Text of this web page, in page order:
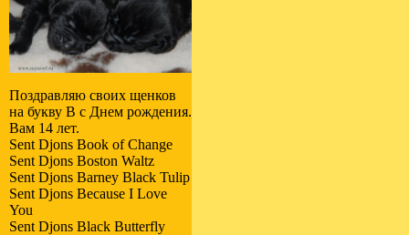
Поздравляю своих щенков
на букву B с Днем рождения.
Вам 14 лет.
Sent Djons Book of Change
Sent Djons Boston Waltz
Sent Djons Barney Black Tulip
Sent Djons Because I Love
You
Sent Djons Black Butterfly